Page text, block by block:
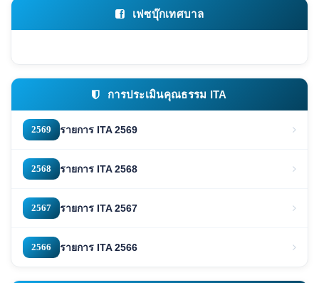
เฟซบุ๊กเทศบาล
การประเมินคุณธรรม ITA
2569 รายการ ITA 2569
2568 รายการ ITA 2568
2567 รายการ ITA 2567
2566 รายการ ITA 2566